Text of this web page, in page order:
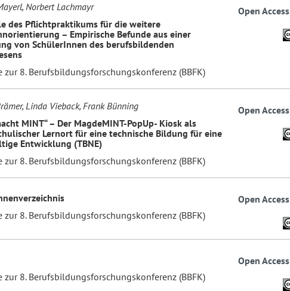
Norbert Lachmayr
des Pflichtpraktikums für die weitere
– Empirische Befunde aus einer
von SchülerInnen des berufsbildenden
zur 8. Berufsbildungsforschungskonferenz (BBFK)
Open Access
Linda Vieback, Frank Bünning
MINT“ – Der MagdeMINT-PopUp- Kiosk als
Lernort für eine technische Bildung für eine
Entwicklung (TBNE)
zur 8. Berufsbildungsforschungskonferenz (BBFK)
Open Access
zur 8. Berufsbildungsforschungskonferenz (BBFK)
Open Access
zur 8. Berufsbildungsforschungskonferenz (BBFK)
Open Access